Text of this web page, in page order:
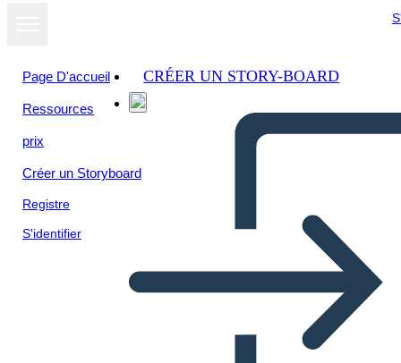
Page D'accueil
Ressources
prix
Créer un Storyboard
Registre
S'identifier
CRÉER UN STORY-BOARD
Afficher sous
forme de